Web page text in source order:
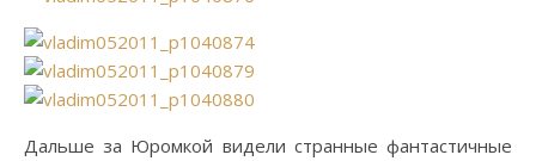
Дальше за Юромкой видели странные фантастичные